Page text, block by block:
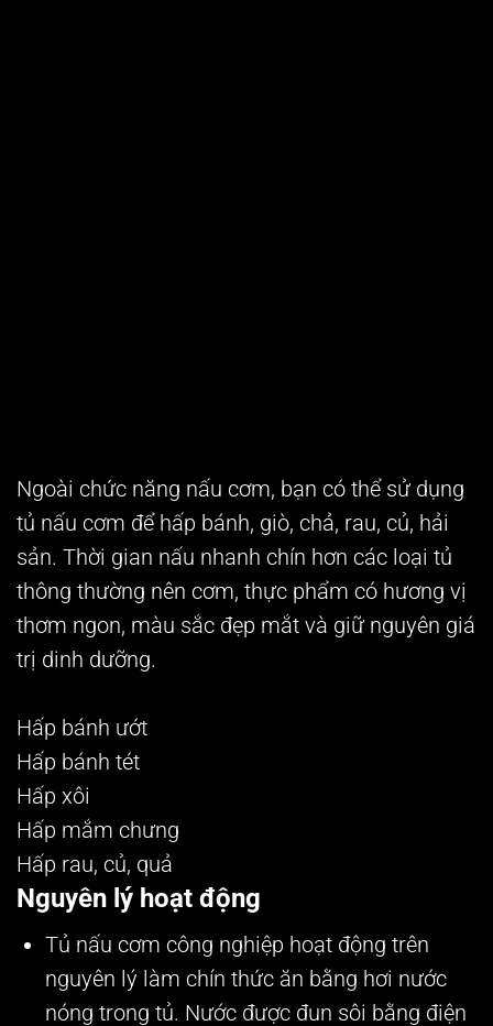
Ngoài chức năng nấu cơm, bạn có thể sử dụng
tủ nấu cơm để hấp bánh, giò, chả, rau, củ, hải
sản. Thời gian nấu nhanh chín hơn các loại tủ
thông thường nên cơm, thực phẩm có hương vị
thơm ngon, màu sắc đẹp mắt và giữ nguyên giá
trị dinh dưỡng.
Hấp bánh ướt
Hấp bánh tét
Hấp xôi
Hấp mắm chưng
Hấp rau, củ, quả
Nguyên lý hoạt động
Tủ nấu cơm công nghiệp hoạt động trên
nguyên lý làm chín thức ăn bằng hơi nước
nóng trong tủ. Nước được đun sôi bằng điện